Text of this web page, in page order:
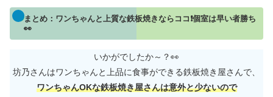
まとめ：ワンちゃんと上質な鉄板焼きならココ❗個室は早い者勝ち
👀
いかがでしたか～？👀
坊乃さんはワンちゃんと上品に食事ができる鉄板焼き屋さんで、
ワンちゃんOKな鉄板焼き屋さんは意外と少ないので